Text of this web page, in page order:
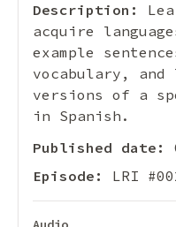
Description:
acquire
example
vocabulary,
versions of a
in Spanish.
Published date:
Episode:
LRI